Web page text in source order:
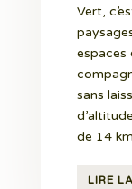
Vert,
espaces
sans
de 14
LIRE